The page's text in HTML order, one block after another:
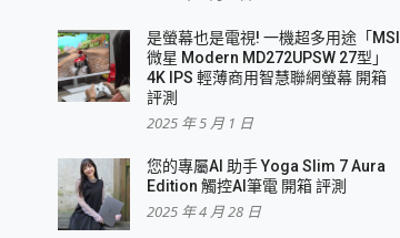
是螢幕也是電視! 一機超多用途「MSI
微星 Modern MD272UPSW 27型」
4K IPS 輕薄商用智慧聯網螢幕 開箱
評測
2025 年 5 月 1 日
您的專屬AI 助手 Yoga Slim 7 Aura
Edition 觸控AI筆電 開箱 評測
2025 年 4 月 28 日